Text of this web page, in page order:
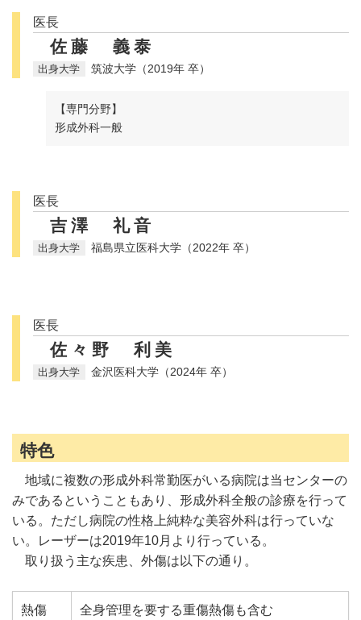
医長
佐藤 義泰
筑波大学（2019年 卒）
【専門分野】
形成外科一般
医長
吉澤 礼音
福島県立医科大学（2022年 卒）
医長
佐々野 利美
金沢医科大学（2024年 卒）
特色
地域に複数の形成外科常勤医がいる病院は当センターの
みであるということもあり、形成外科全般の診療を行って
いる。ただし病院の性格上純粋な美容外科は行っていな
い。レーザーは2019年10月より行っている。
取り扱う主な疾患、外傷は以下の通り。
熱傷 全身管理を要する重傷熱傷も含む